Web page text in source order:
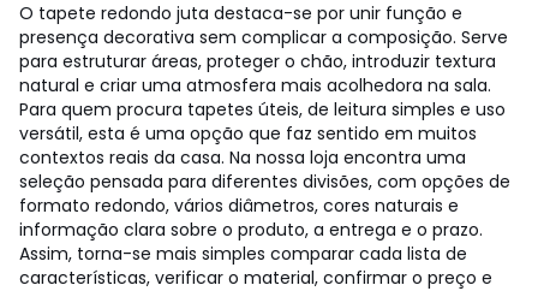
O tapete redondo juta destaca-se por unir função e
presença decorativa sem complicar a composição. Serve
para estruturar áreas, proteger o chão, introduzir textura
natural e criar uma atmosfera mais acolhedora na sala.
Para quem procura tapetes úteis, de leitura simples e uso
versátil, esta é uma opção que faz sentido em muitos
contextos reais da casa. Na nossa loja encontra uma
seleção pensada para diferentes divisões, com opções de
formato redondo, vários diâmetros, cores naturais e
informação clara sobre o produto, a entrega e o prazo.
Assim, torna-se mais simples comparar cada lista de
características, verificar o material, confirmar o preço e